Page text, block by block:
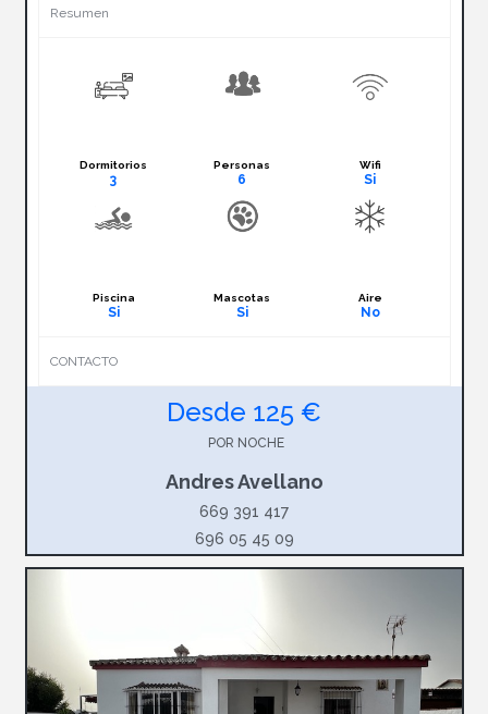
Resumen
Dormitorios
3
Personas
6
Wifi
Si
Piscina
Si
Mascotas
Si
Aire
No
CONTACTO
Desde 125 €
POR NOCHE
Andres Avellano
669 391 417
696 05 45 09